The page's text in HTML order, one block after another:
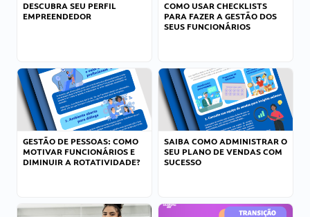
DESCUBRA SEU PERFIL
EMPREENDEDOR
COMO USAR CHECKLISTS
PARA FAZER A GESTÃO DOS
SEUS FUNCIONÁRIOS
GESTÃO DE PESSOAS: COMO
MOTIVAR FUNCIONÁRIOS E
DIMINUIR A ROTATIVIDADE?
SAIBA COMO ADMINISTRAR O
SEU PLANO DE VENDAS COM
SUCESSO